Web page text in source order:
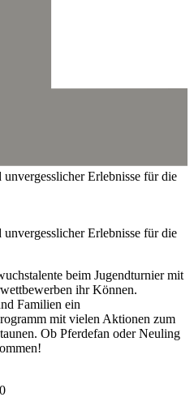
Erlebnisse für die
Erlebnisse für die
beim Jugendturnier mit
ihr Können.
Familien ein
mit vielen Aktionen zum
Ob Pferdefan oder Neuling